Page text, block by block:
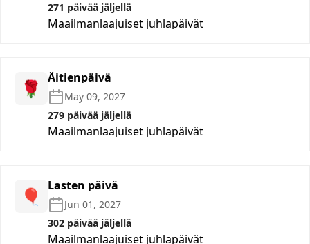
271 päivää jäljellä
Maailmanlaajuiset juhlapäivät
🌹 Äitienpäivä
May 09, 2027
279 päivää jäljellä
Maailmanlaajuiset juhlapäivät
🎈 Lasten päivä
Jun 01, 2027
302 päivää jäljellä
Maailmanlaajuiset juhlapäivät